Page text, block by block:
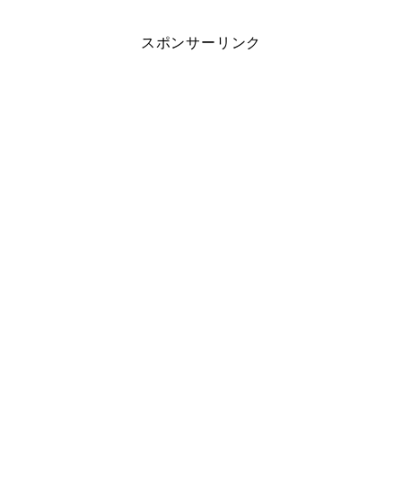
スポンサーリンク